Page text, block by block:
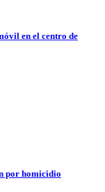
en el centro de
por homicidio